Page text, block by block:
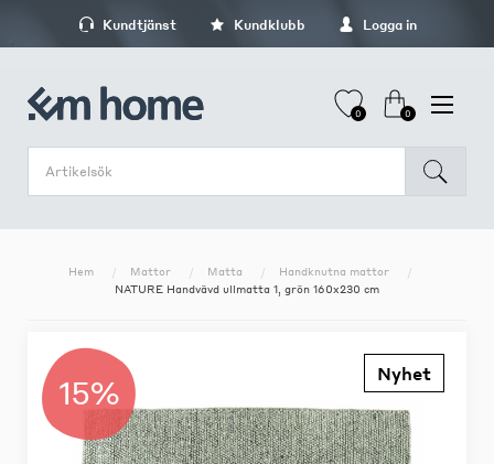
Kundtjänst Kundklubb Logga in
0 0
Hem Mattor Matta
Handknutna mattor
NATURE Handvävd ullmatta 1, grön 160x230 cm
15% Nyhet